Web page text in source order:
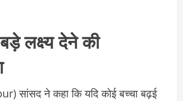
लक्ष्य देने की
सांसद ने कहा कि यदि कोई बच्चा बढ़ई